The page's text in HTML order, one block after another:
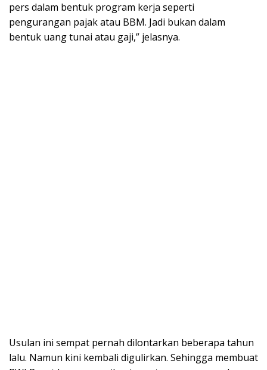
pers dalam bentuk program kerja seperti
pengurangan pajak atau BBM. Jadi bukan dalam
bentuk uang tunai atau gaji,” jelasnya.
Usulan ini sempat pernah dilontarkan beberapa tahun
lalu. Namun kini kembali digulirkan. Sehingga membuat